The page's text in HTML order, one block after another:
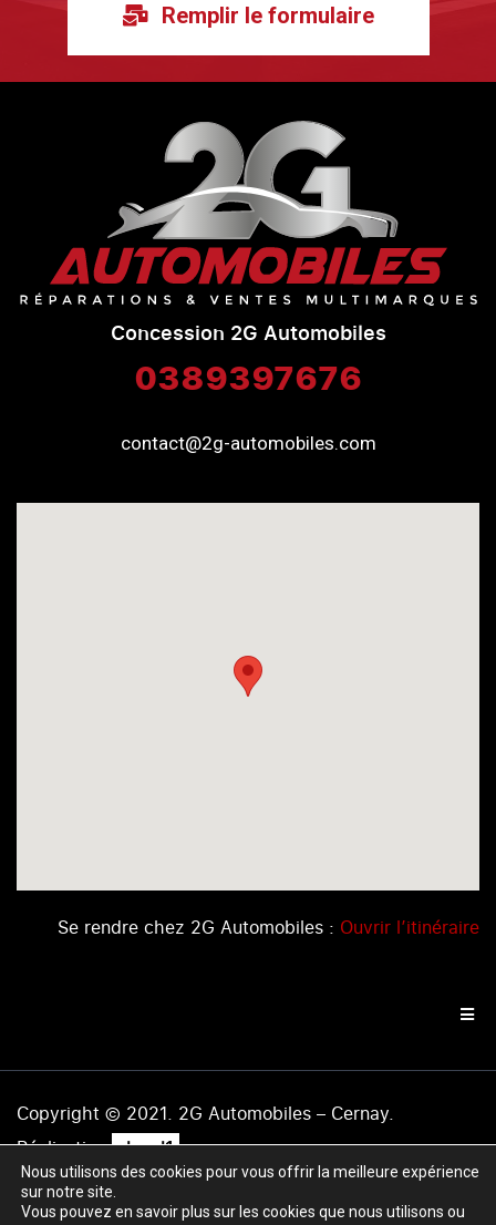
Remplir le formulaire
Concession 2G Automobiles
0389397676
contact@2g-automobiles.com
Se rendre chez 2G Automobiles : Ouvrir l’itinéraire
Copyright © 2021. 2G Automobiles – Cernay.
Réalisation .level1
Mentions légales|Politique de confidentialité|Plan du
site
Nous utilisons des cookies pour vous offrir la meilleure expérience
sur notre site.
Vous pouvez en savoir plus sur les cookies que nous utilisons ou